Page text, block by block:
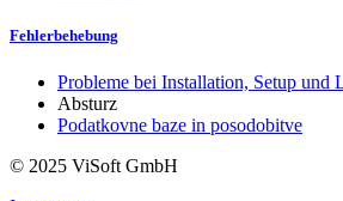
Fehlerbehebung
Probleme bei Installation, Setup und
Absturz
Podatkovne baze in posodobitve
© 2025 ViSoft GmbH